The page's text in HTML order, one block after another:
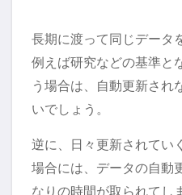
長期に渡って同じデータ
例えば研究などの基準と
う場合は、自動更新され
いでしょう。
逆に、日々更新されてい
場合には、データの自動
なりの時間が取られてし